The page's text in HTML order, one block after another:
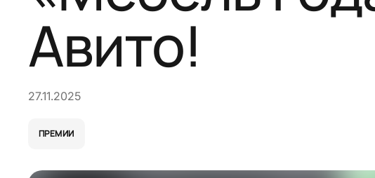
Авито!
27.11.2025
ПРЕМИИ